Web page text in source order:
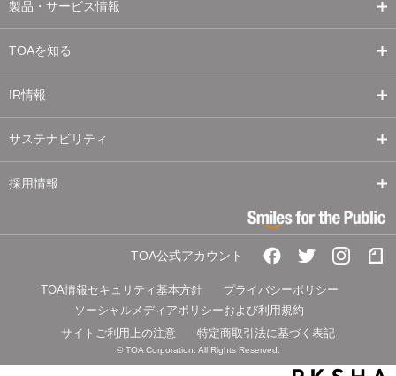
製品・サービス情報
TOAを知る
IR情報
サステナビリティ
採用情報
TOA公式アカウント
TOA情報セキュリティ基本方針
プライバシーポリシー
ソーシャルメディアポリシーおよび利用規約
サイトご利用上の注意
特定商取引法に基づく表記
© TOA Corporation. All Rights Reserved.